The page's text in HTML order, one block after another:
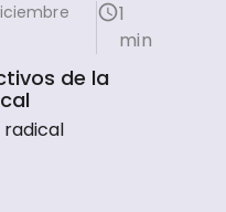
1
min
de la
radical